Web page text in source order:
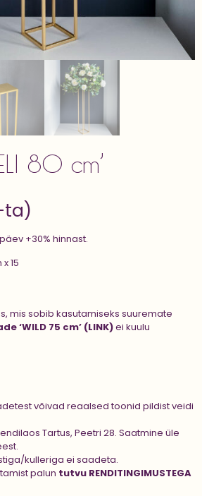
80 cm’
ta)
+30% hinnast.
15
mis sobib kasutamiseks suuremate
‘WILD 75 cm’ (LINK)ei kuulu
võivad reaalsed toonid pildist veidi
Tartus, Peetri 28. Saatmine üle
kulleriga ei saadeta.
palun tutvu RENDITINGIMUSTEGA